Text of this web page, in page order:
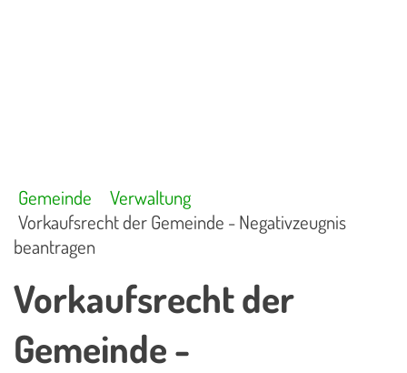
Gemeinde
Verwaltung
Vorkaufsrecht der Gemeinde - Negativzeugnis
beantragen
Vorkaufsrecht der
Gemeinde -